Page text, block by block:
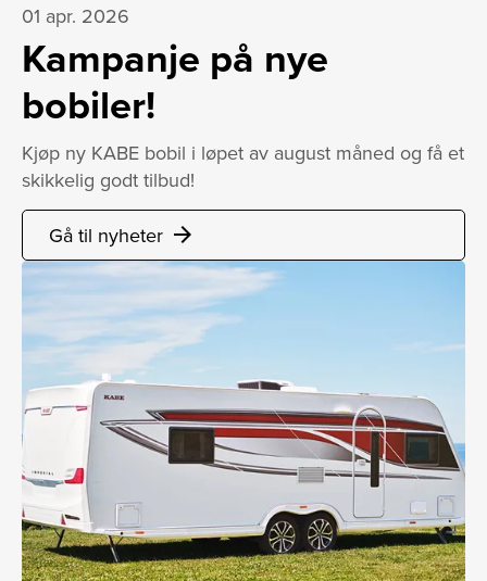
01 apr. 2026
Kampanje på nye
bobiler!
Kjøp ny KABE bobil i løpet av august måned og få et
skikkelig godt tilbud!
Gå til nyheter arrow_forward